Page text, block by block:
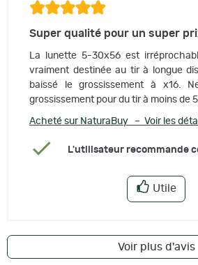
Super qualité pour un super
La lunette 5-30x56 est
vraiment destinée au tir à longue
baissé le grossissement à x16.
grossissement pour du tir à moins de
Acheté sur NaturaBuy – Voir les
L'utilisateur recommande
Utile
Voir plus d'avis